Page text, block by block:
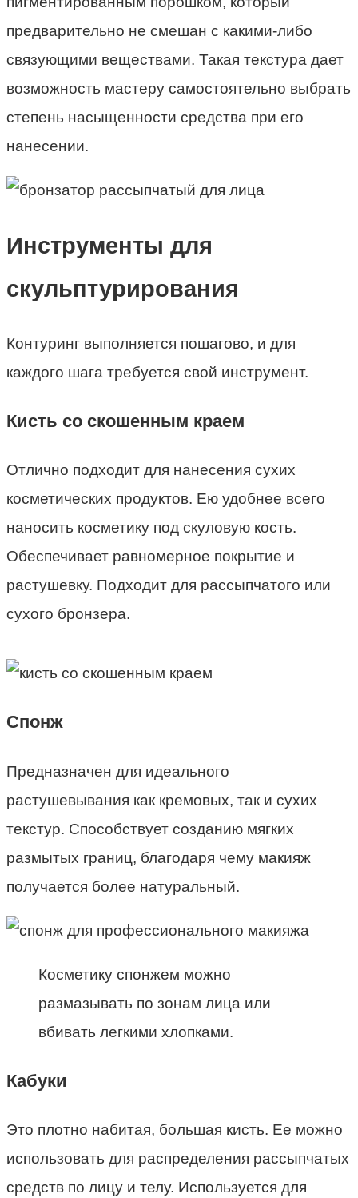
предварительно не смешан с какими-либо
связующими веществами. Такая текстура дает
возможность мастеру самостоятельно выбрать
степень насыщенности средства при его
нанесении.
Инструменты для
скульптурирования
Контуринг выполняется пошагово, и для
каждого шага требуется свой инструмент.
Кисть со скошенным краем
Отлично подходит для нанесения сухих
косметических продуктов. Ею удобнее всего
наносить косметику под скуловую кость.
Обеспечивает равномерное покрытие и
растушевку. Подходит для рассыпчатого или
сухого бронзера.
Спонж
Предназначен для идеального
растушевывания как кремовых, так и сухих
текстур. Способствует созданию мягких
размытых границ, благодаря чему макияж
получается более натуральный.
Косметику спонжем можно
размазывать по зонам лица или
вбивать легкими хлопками.
Кабуки
Это плотно набитая, большая кисть. Ее можно
использовать для распределения рассыпчатых
средств по лицу и телу. Используется для